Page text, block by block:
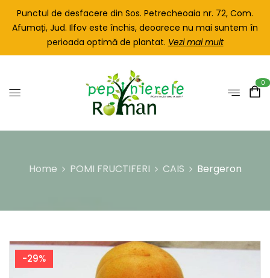
Punctul de desfacere din Sos. Petrecheoaia nr. 72, Com.
Afumați, Jud. Ilfov este închis, deoarece nu mai suntem în
perioada optimă de plantat. Vezi mai mult
0
Home POMI FRUCTIFERI CAIS Bergeron
-29%